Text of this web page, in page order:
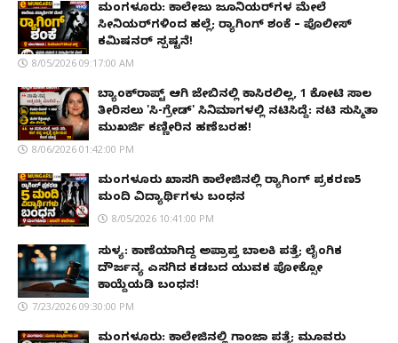
ಮಂಗಳೂರು: ಕಾಲೇಜು ಜೂನಿಯರ್‌ಗಳ ಮೇಲೆ
ಸೀನಿಯರ್‌ಗಳಿಂದ ಹಲ್ಲೆ; ರ‌್ಯಾಗಿಂಗ್ ಶಂಕೆ – ಪೊಲೀಸ್
ಕಮಿಷನರ್ ಸ್ಪಷ್ಟನೆ!
8/05/2026 09:17:00 AM
ಬ್ಯಾಂಕ್‌ರಾಪ್ಟ್‌ ಆಗಿ ಜೇಬಿನಲ್ಲಿ ಕಾಸಿರಲಿಲ್ಲ, ₹1 ಕೋಟಿ ಸಾಲ
ತೀರಿಸಲು 'ಸಿ-ಗ್ರೇಡ್' ಸಿನಿಮಾಗಳಲ್ಲಿ ನಟಿಸಿದ್ದೆ: ನಟಿ ಸುಸ್ಮಿತಾ
ಮುಖರ್ಜಿ ಕಣ್ಣೀರಿನ ಹಣೆಬರಹ!
8/06/2026 01:42:00 PM
ಮಂಗಳೂರು ಖಾಸಗಿ ಕಾಲೇಜಿನಲ್ಲಿ ರ‌್ಯಾಗಿಂಗ್ ಪ್ರಕರಣ5
ಮಂದಿ ವಿದ್ಯಾರ್ಥಿಗಳು ಬಂಧನ
8/05/2026 10:41:00 PM
ಸುಳ್ಯ: ಕಾಣೆಯಾಗಿದ್ದ ಅಪ್ರಾಪ್ತ ಬಾಲಕಿ ಪತ್ತೆ; ಲೈಂಗಿಕ
ದೌರ್ಜನ್ಯ ಎಸಗಿದ ಕಡಬದ ಯುವಕ ಪೋಕ್ಸೋ
ಕಾಯ್ದೆಯಡಿ ಬಂಧನ!
7/23/2026 09:30:00 PM
ಮಂಗಳೂರು: ಕಾಲೇಜಿನಲ್ಲಿ ಗಾಂಜಾ ಪತ್ತೆ; ಮೂವರು